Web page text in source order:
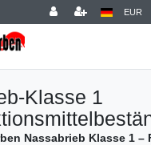
EUR
Klasse 1
Nassabrieb Klasse 1 –